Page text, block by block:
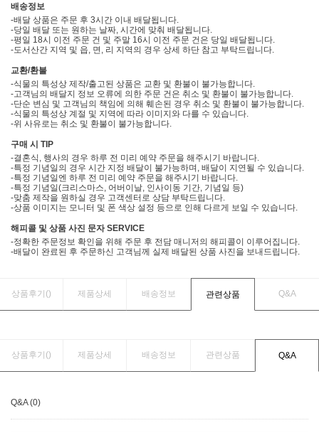
배송정보
-배달 상품은 주문 후 3시간 이내 배달됩니다.
-당일 배달 또는 원하는 날짜, 시간에 맞춰 배달됩니다.
-평일 18시 이전 주문 건 및 주말 16시 이전 주문 건은 당일 배달됩니다.
-도서산간 지역 및 읍, 면, 리 지역의 경우 상세 하단 참고 부탁드립니다.
교환/환불
-식물의 특성상 제작/출고된 상품은 교환 및 환불이 불가능합니다.
-고객님의 배달지 정보 오류에 의한 주문 건은 취소 및 환불이 불가능합니다.
-단순 변심 및 고객님의 책임에 의해 훼손된 경우 취소 및 환불이 불가능합니다.
-식물의 특성상 계절 및 지역에 따라 이미지와 다를 수 있습니다.
-위 사유로는 취소 및 환불이 불가능합니다.
구매 시 TIP
-결혼식, 행사의 경우 하루 전 미리 예약 주문을 해주시기 바랍니다.
-특정 기념일의 경우 시간 지정 배달이 불가능하며, 배달이 지연될 수 있습니다.
-특정 기념일엔 하루 전 미리 예약 주문을 해주시기 바랍니다.
-특정 기념일(크리스마스, 어버이날, 인사이동 기간, 기념일 등)
-맞춤 제작을 원하실 경우 고객센터로 상담 부탁드립니다.
-상품 이미지는 모니터 및 폰 색상 설정 등으로 인해 다르게 보일 수 있습니다.
해피콜 및 상품 사진 문자 SERVICE
-정확한 주문정보 확인을 위해 주문 후 전담 매니저의 해피콜이 이루어집니다.
-배달이 완료된 후 주문하신 고객님께 실제 배달된 상품 사진을 보내드립니다.
상품후기() 제품상세 배송정보 관련상품 Q&A
상품후기() 제품상세 배송정보 관련상품 Q&A
Q&A (0)